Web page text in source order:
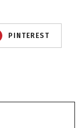
PINTEREST